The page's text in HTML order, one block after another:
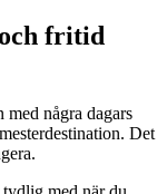
fritid
några dagars
Det